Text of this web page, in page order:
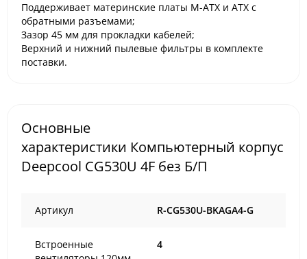
Поддерживает материнские платы M-ATX и ATX с
обратными разъемами;
Зазор 45 мм для прокладки кабелей;
Верхний и нижний пылевые фильтры в комплекте
поставки.
Основные
характеристики Компьютерный корпус
Deepcool CG530U 4F без Б/П
Артикул R-CG530U-BKAGA4-G
Встроенные
4